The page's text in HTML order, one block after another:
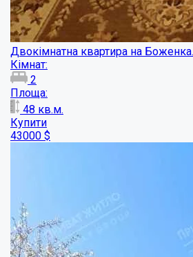
Продається двокімнатна квартира...
Кімнат:
2
Площа: